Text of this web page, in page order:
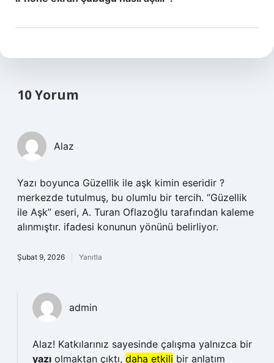
10 Yorum
Alaz
Yazı boyunca Güzellik ile aşk kimin eseridir ?
merkezde tutulmuş, bu olumlu bir tercih. “Güzellik
ile Aşk” eseri, A. Turan Oflazoğlu tarafından kaleme
alınmıştır. ifadesi konunun yönünü belirliyor.
Şubat 9, 2026 Yanıtla
admin
Alaz! Katkılarınız sayesinde çalışma yalnızca bir
yazı olmaktan çıktı, daha etkili bir anlatım